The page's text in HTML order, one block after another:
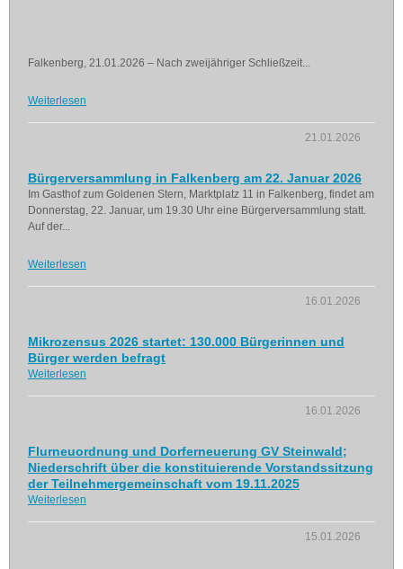
Falkenberg, 21.01.2026 – Nach zweijähriger Schließzeit...
Weiterlesen
21.01.2026
Bürgerversammlung in Falkenberg am 22. Januar 2026
Im Gasthof zum Goldenen Stern, Marktplatz 11 in Falkenberg, findet am
Donnerstag, 22. Januar, um 19.30 Uhr eine Bürgerversammlung statt.
Auf der...
Weiterlesen
16.01.2026
Mikrozensus 2026 startet: 130.000 Bürgerinnen und
Bürger werden befragt
Weiterlesen
16.01.2026
Flurneuordnung und Dorferneuerung GV Steinwald;
Niederschrift über die konstituierende Vorstandssitzung
der Teilnehmergemeinschaft vom 19.11.2025
Weiterlesen
15.01.2026